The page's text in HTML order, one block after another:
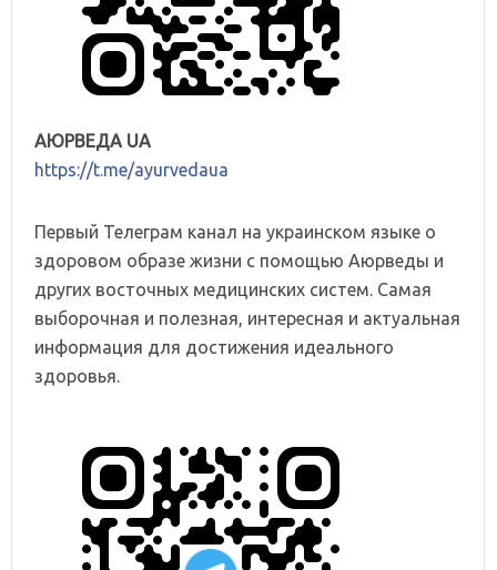
АЮРВЕДА UA
https://t.me/ayurvedaua
Первый Телеграм канал на украинском языке о
здоровом образе жизни с помощью Аюрведы и
других восточных медицинских систем. Самая
выборочная и полезная, интересная и актуальная
информация для достижения идеального
здоровья.